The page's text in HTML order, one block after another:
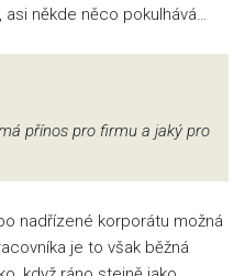
někde něco pokulhává…
přínos pro firmu a jaký pro
nadřízené korporátu možná
je to však běžná